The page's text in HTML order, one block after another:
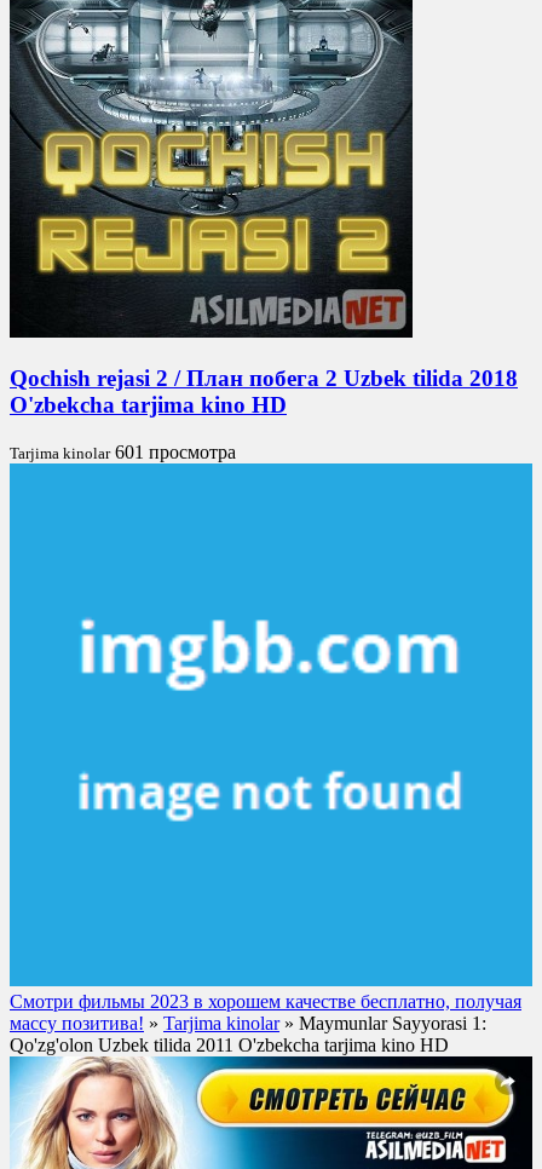
Qochish rejasi 2 / План побега 2 Uzbek tilida 2018
O'zbekcha tarjima kino HD
Tarjima kinolar 601 просмотра
Смотри фильмы 2023 в хорошем качестве бесплатно, получая
массу позитива! » Tarjima kinolar» Maymunlar Sayyorasi 1:
Qo'zg'olon Uzbek tilida 2011 O'zbekcha tarjima kino HD